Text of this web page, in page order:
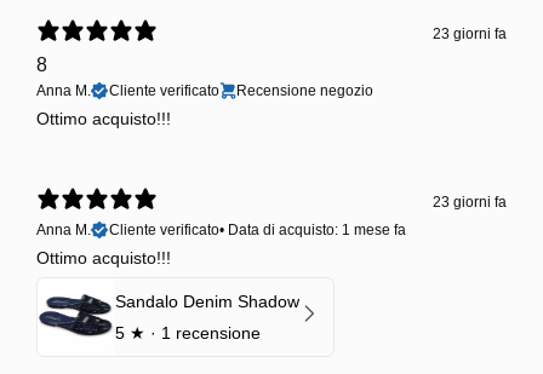
23 giorni fa
8
Anna M. Cliente verificato Recensione negozio
Ottimo acquisto!!!
23 giorni fa
Anna M.
Cliente verificato• Data di acquisto: 1 mese fa
Ottimo acquisto!!!
Sandalo Denim Shadow
5 ★ · 1 recensione